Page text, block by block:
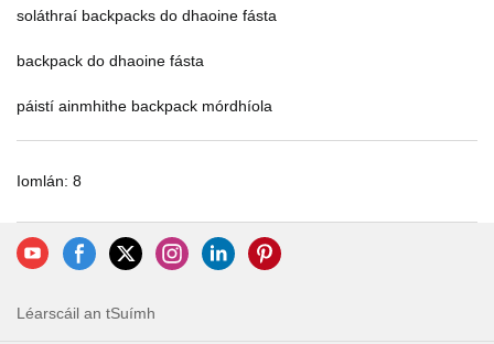
soláthraí backpacks do dhaoine fásta
backpack do dhaoine fásta
páistí ainmhithe backpack mórdhíola
Iomlán: 8
Léarscáil an tSuímh